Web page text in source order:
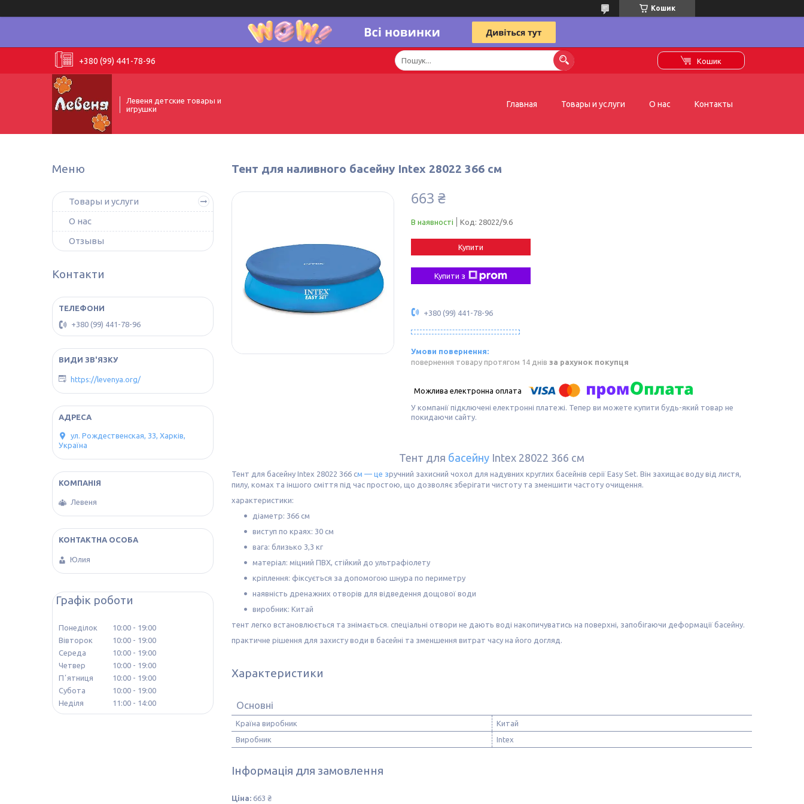
Кошик
+380 (99) 441-78-96 Кошик
Левеня детские товары и
игрушки
Главная Товары и услуги О нас Контакты
Тент для наливного басейну Intex 28022 366 см
663 ₴
В наявності Код: 28022/9.6
Купити
Купити з
+380 (99) 441-78-96
повернення товару протягом 14 днів за рахунок покупця
У компанії підключені електронні платежі. Тепер ви можете купити будь-який товар не
покидаючи сайту.
Тент для басейну Intex 28022 366 см
Тент для басейну Intex 28022 366 см — це зручний захисний чохол для надувних круглих басейнів серії Easy Set. Він захищає воду від листя,
пилу, комах та іншого сміття під час простою, що дозволяє зберігати чистоту та зменшити частоту очищення.
характеристики:
діаметр: 366 см
виступ по краях: 30 см
вага: близько 3,3 кг
матеріал: міцний ПВХ, стійкий до ультрафіолету
кріплення: фіксується за допомогою шнура по периметру
наявність дренажних отворів для відведення дощової води
виробник: Китай
тент легко встановлюється та знімається. спеціальні отвори не дають воді накопичуватись на поверхні, запобігаючи деформації басейну.
практичне рішення для захисту води в басейні та зменшення витрат часу на його догляд.
Характеристики
Основні
Країна виробник
Китай
Виробник
Intex
Інформація для замовлення
Ціна: 663 ₴
Товары и услуги
О нас
Отзывы
Контакти
+380 (99) 441-78-96
https://levenya.org/
ул. Рождественская, 33, Харків,
Україна
Левеня
Юлия
Графік роботи
Понеділок 10:00
19:00
Вівторок
10:00
19:00
Середа
10:00
19:00
Четвер
10:00
19:00
Пʼятниця
10:00
19:00
Субота
10:00
19:00
Неділя
11:00 14:00